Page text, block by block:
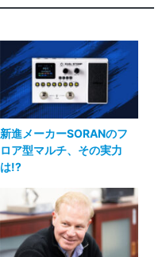
新進メーカーSORANのフ
ロア型マルチ、その実力
は!?